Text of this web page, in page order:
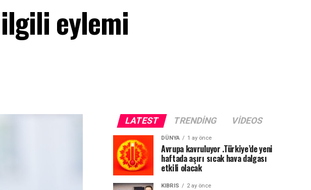
ilgili eylemi
LATEST TRENDING VIDEOS
DÜNYA 1 ay önce
Avrupa kavruluyor .Türkiye’de yeni
haftada aşırı sıcak hava dalgası
etkili olacak
KIBRIS 2 ay önce